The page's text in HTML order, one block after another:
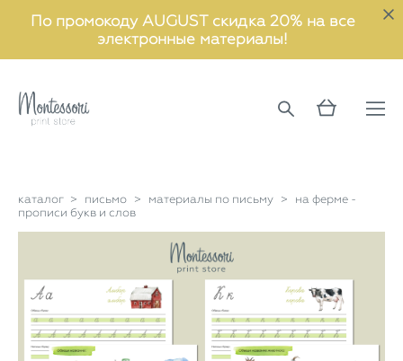
По промокоду AUGUST скидка 20% на все
электронные материалы!
каталог > письмо > материалы по письму >
на ферме -
прописи букв и слов